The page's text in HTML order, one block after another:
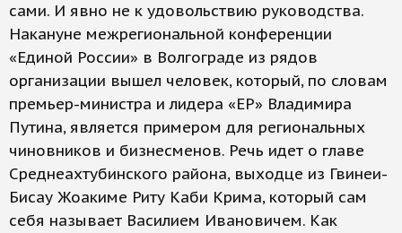
сами. И явно не к удовольствию руководства.
Накануне межрегиональной конференции
«Единой России» в Волгограде из рядов
организации вышел человек, который, по словам
премьер-министра и лидера «ЕР» Владимира
Путина, является примером для региональных
чиновников и бизнесменов. Речь идет о главе
Среднеахтубинского района, выходце из Гвинеи-
Бисау Жоакиме Риту Каби Крима, который сам
себя называет Василием Ивановичем. Как